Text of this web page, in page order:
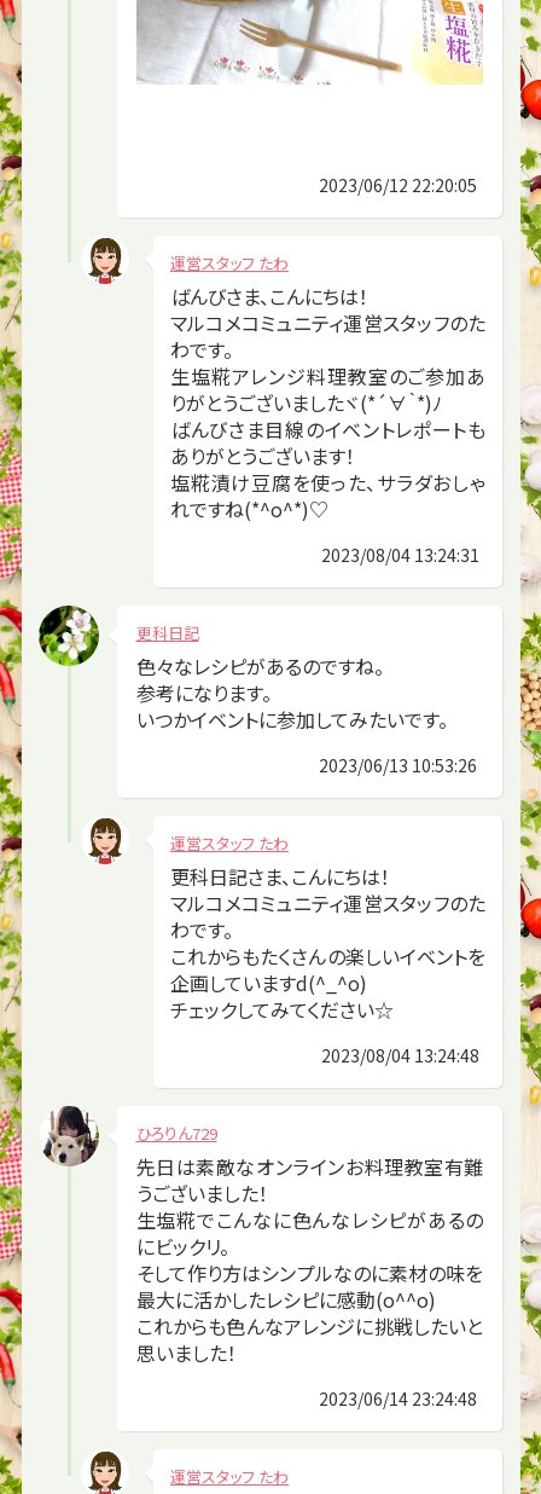
2023/06/12 22:20:05
運営スタッフ たわ
ばんびさま、こんにちは！
マルコメコミュニティ運営スタッフのた
わです。
生塩糀アレンジ料理教室のご参加あ
りがとうございましたヾ(*´∀｀*)ﾉ
ばんびさま目線のイベントレポートも
ありがとうございます！
塩糀漬け豆腐を使った、サラダおしゃ
れですね(*^o^*)♡
2023/08/04 13:24:31
更科日記
色々なレシピがあるのですね。
参考になります。
いつかイベントに参加してみたいです。
2023/06/13 10:53:26
運営スタッフ たわ
更科日記さま、こんにちは！
マルコメコミュニティ運営スタッフのた
わです。
これからもたくさんの楽しいイベントを
企画していますd(^_^o)
チェックしてみてください☆
2023/08/04 13:24:48
ひろりん729
先日は素敵なオンラインお料理教室有難
うございました！
生塩糀でこんなに色んなレシピがあるの
にビックリ。
そして作り方はシンプルなのに素材の味を
最大に活かしたレシピに感動(o^^o)
これからも色んなアレンジに挑戦したいと
思いました！
2023/06/14 23:24:48
運営スタッフ たわ